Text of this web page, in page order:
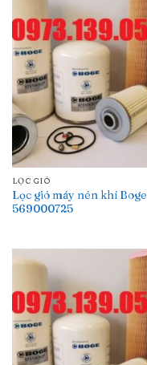
LỌC GIÓ
Lọc gió máy nén khí Boge
569000725